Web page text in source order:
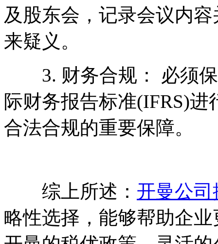
及股东会，记录会议内
来疑义。
3. 财务合规： 必须保
际财务报告标准(IFRS)
合法合规的重要保障。
综上所述： 开曼公
略性选择，能够帮助企